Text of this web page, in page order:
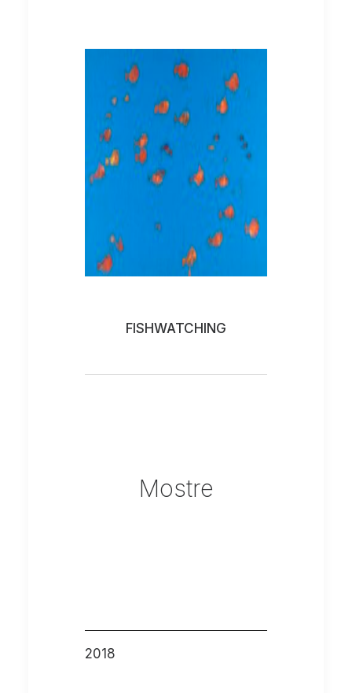
FISHWATCHING
Mostre
2018